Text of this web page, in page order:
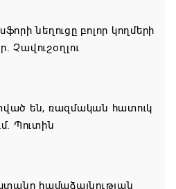
նեղուցը բոլոր կողմերի
Չավուշօղլու
են, ռազմական հատուկ
Պուտին
համաձայնության